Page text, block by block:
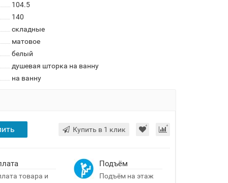
104.5
140
складные
матовое
белый
душевая шторка на ванну
на ванну
Купить в 1 клик
товара и
Подъём
Подъём на этаж